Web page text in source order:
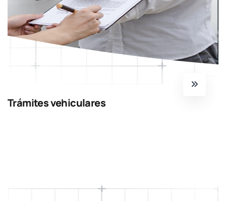
Trámites vehiculares